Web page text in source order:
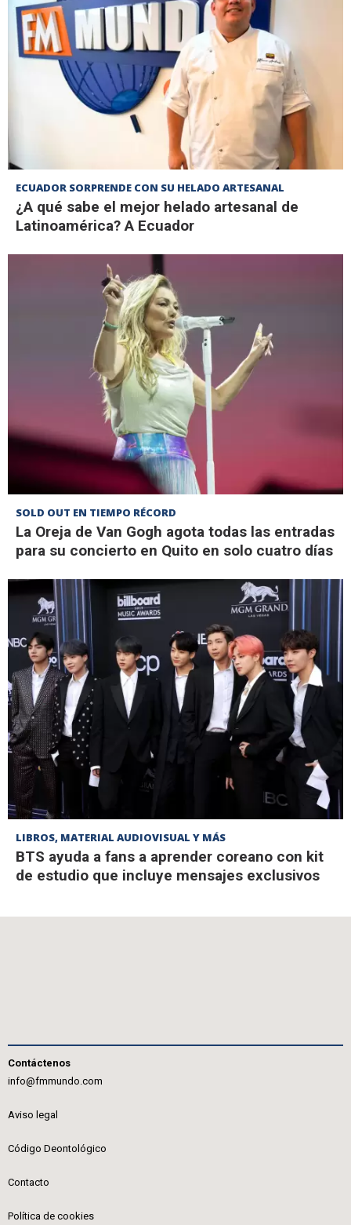
ECUADOR SORPRENDE CON SU HELADO ARTESANAL
¿A qué sabe el mejor helado artesanal de
Latinoamérica? A Ecuador
SOLD OUT EN TIEMPO RÉCORD
La Oreja de Van Gogh agota todas las entradas
para su concierto en Quito en solo cuatro días
LIBROS, MATERIAL AUDIOVISUAL Y MÁS
BTS ayuda a fans a aprender coreano con kit
de estudio que incluye mensajes exclusivos
Contáctenos
info@fmmundo.com
Aviso legal
Código Deontológico
Contacto
Política de cookies